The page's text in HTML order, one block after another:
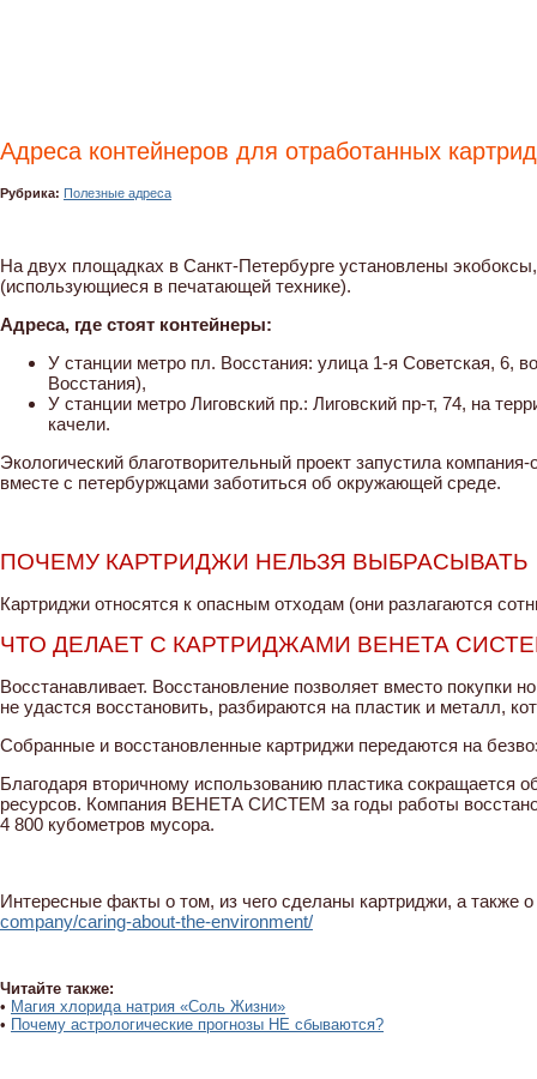
Адреса контейнеров для отработанных
Рубрика: Полезные адреса
На двух площадках в Санкт-Петербурге установлены
(использующиеся в печатающей технике).
Адреса, где стоят контейнеры:
У станции метро пл. Восстания: улица 1-я Советская,
Восстания),
У станции метро Лиговский пр.: Лиговский пр-т, 74, на
качели.
Экологический благотворительный проект запустила
вместе с петербуржцами заботиться об окружающей среде.
ПОЧЕМУ КАРТРИДЖИ НЕЛЬЗЯ ВЫБРАСЫВАТЬ
Картриджи относятся к опасным отходам (они разлагаются
ЧТО ДЕЛАЕТ С КАРТРИДЖАМИ ВЕНЕТА
Восстанавливает. Восстановление позволяет вместо покупки
не удастся восстановить, разбираются на пластик и металл,
Собранные и восстановленные картриджи передаются на
Благодаря вторичному использованию пластика сокращается
ресурсов. Компания ВЕНЕТА СИСТЕМ за годы работы
4 800 кубометров мусора.
Интересные факты о том, из чего сделаны картриджи, а также
company/caring-about-the-environment/
Читайте также:
• Магия хлорида натрия «Соль Жизни»
• Почему астрологические прогнозы НЕ сбываются?